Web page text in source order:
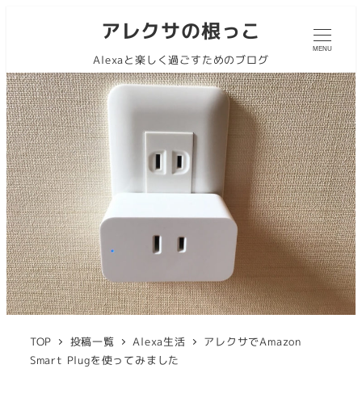
アレクサの根っこ
Alexaと楽しく過ごすためのブログ
MENU
TOP 投稿一覧 Alexa生活
アレクサでAmazon
Smart Plugを使ってみました